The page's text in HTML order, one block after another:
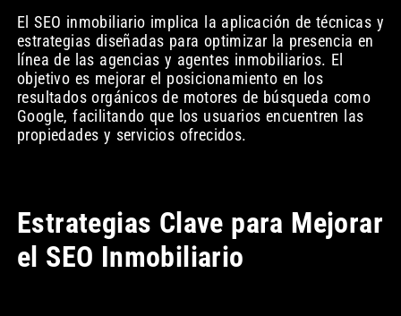
El SEO inmobiliario implica la aplicación de técnicas y
estrategias diseñadas para optimizar la presencia en
línea de las agencias y agentes inmobiliarios. El
objetivo es mejorar el posicionamiento en los
resultados orgánicos de motores de búsqueda como
Google, facilitando que los usuarios encuentren las
propiedades y servicios ofrecidos.
Estrategias Clave para Mejorar
el SEO Inmobiliario